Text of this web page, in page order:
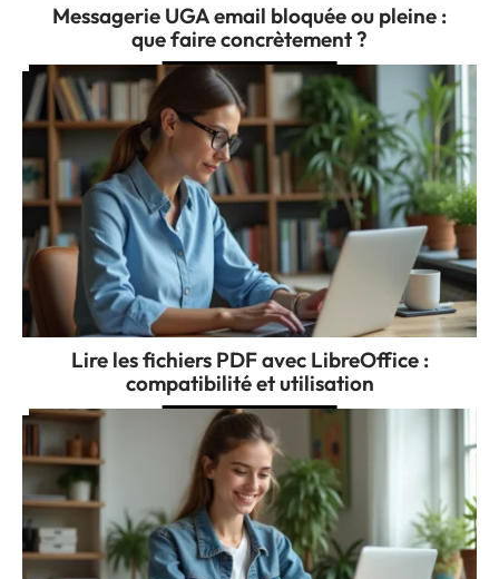
Messagerie UGA email bloquée ou pleine :
que faire concrètement ?
Lire les fichiers PDF avec LibreOffice :
compatibilité et utilisation